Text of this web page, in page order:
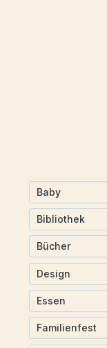
Baby
Bibliothek
Bücher
Design
Essen
Familienfest